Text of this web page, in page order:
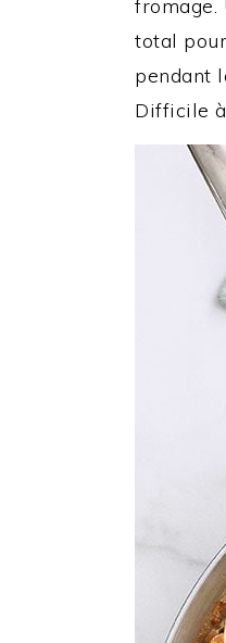
fromage.
total
pendant
Difficile